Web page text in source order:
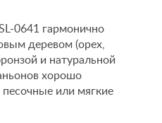
0641 гармонично
деревом (орех,
и натуральной
хорошо
песочные или мягкие